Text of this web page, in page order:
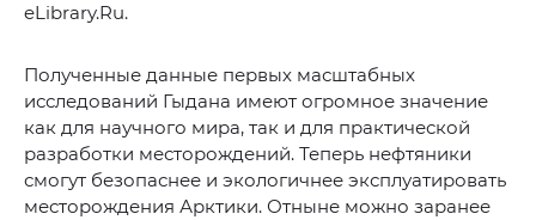
eLibrary.Ru.
Полученные данные первых масштабных
исследований Гыдана имеют огромное значение
как для научного мира, так и для практической
разработки месторождений. Теперь нефтяники
смогут безопаснее и экологичнее эксплуатировать
месторождения Арктики. Отныне можно заранее